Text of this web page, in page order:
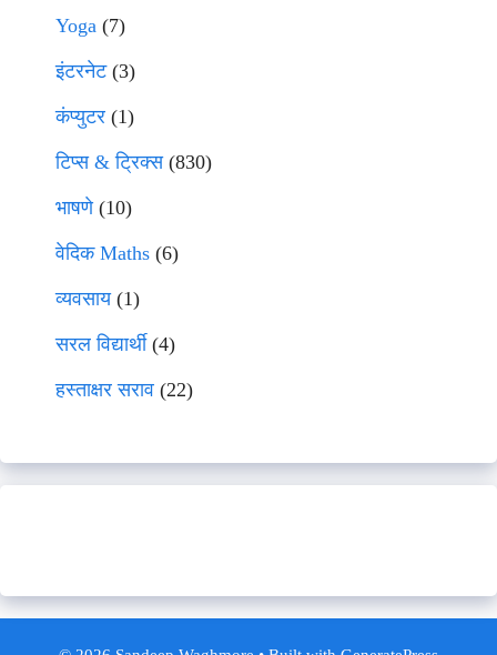
Yoga (7)
इंटरनेट(3)
कंप्युटर (1)
टिप्स & ट्रिक्स(830)
भाषणे(10)
वेदिक Maths (6)
व्यवसाय(1)
सरल विद्यार्थी(4)
हस्ताक्षर सराव (22)